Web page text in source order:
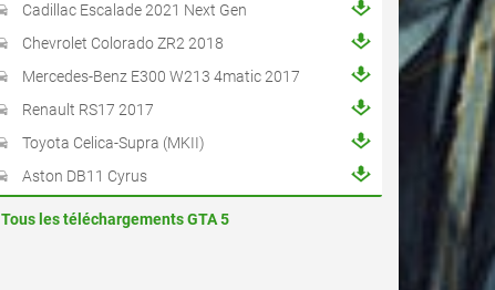
Cadillac Escalade 2021 Next Gen
Chevrolet Colorado ZR2 2018
Mercedes-Benz E300 W213 4matic 2017
Renault RS17 2017
Toyota Celica-Supra (MKII)
Aston DB11 Cyrus
Tous les téléchargements GTA 5